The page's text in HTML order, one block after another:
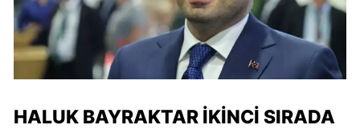
HALUK BAYRAKTAR İKINCI SIRADA